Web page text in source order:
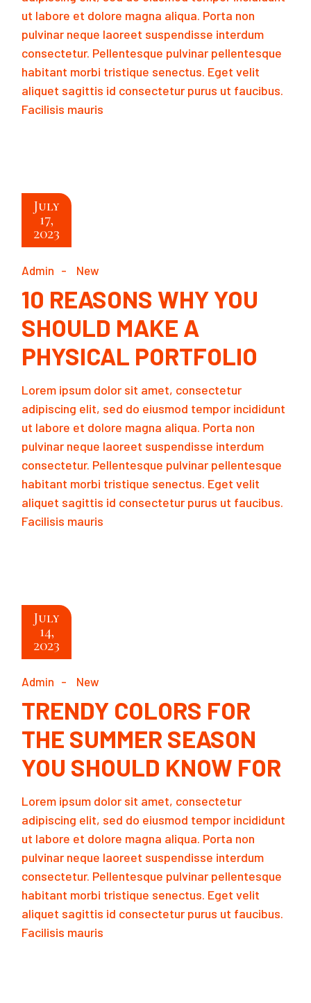
ut labore et dolore magna aliqua. Porta non
pulvinar neque laoreet suspendisse interdum
consectetur. Pellentesque pulvinar pellentesque
habitant morbi tristique senectus. Eget velit
aliquet sagittis id consectetur purus ut faucibus.
Facilisis mauris
July
17,
2023
Admin New
10 REASONS WHY YOU
SHOULD MAKE A
PHYSICAL PORTFOLIO
Lorem ipsum dolor sit amet, consectetur
adipiscing elit, sed do eiusmod tempor incididunt
ut labore et dolore magna aliqua. Porta non
pulvinar neque laoreet suspendisse interdum
consectetur. Pellentesque pulvinar pellentesque
habitant morbi tristique senectus. Eget velit
aliquet sagittis id consectetur purus ut faucibus.
Facilisis mauris
July
14,
2023
Admin New
TRENDY COLORS FOR
THE SUMMER SEASON
YOU SHOULD KNOW FOR
Lorem ipsum dolor sit amet, consectetur
adipiscing elit, sed do eiusmod tempor incididunt
ut labore et dolore magna aliqua. Porta non
pulvinar neque laoreet suspendisse interdum
consectetur. Pellentesque pulvinar pellentesque
habitant morbi tristique senectus. Eget velit
aliquet sagittis id consectetur purus ut faucibus.
Facilisis mauris